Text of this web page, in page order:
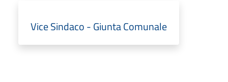
Vice Sindaco - Giunta Comunale